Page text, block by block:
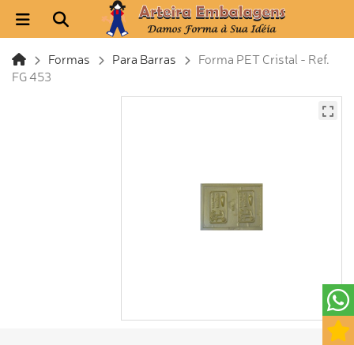
Formas Para Barras
Forma PET Cristal - Ref.
FG 453